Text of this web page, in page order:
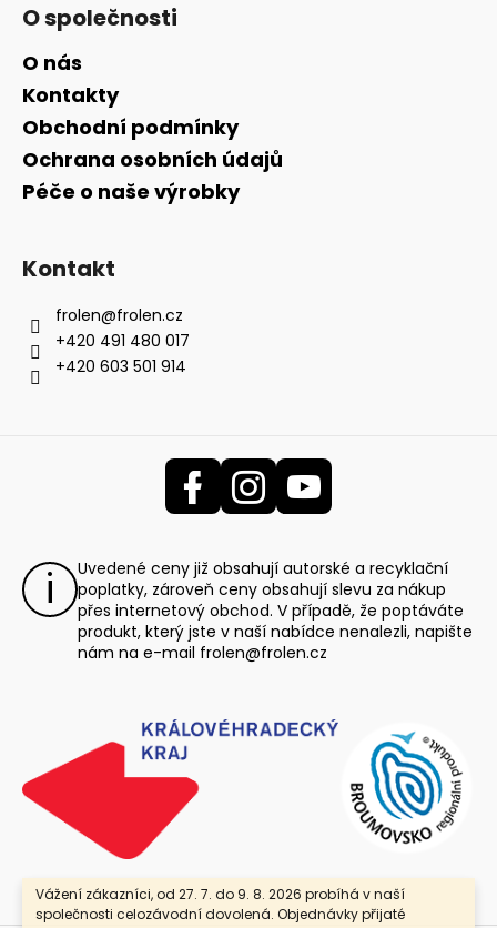
Vážení zákazníci, od 27. 7. do 9. 8. 2026 probíhá v naší
společnosti celozávodní dovolená. Objednávky přijaté
O společnosti
O nás
Kontakty
Obchodní podmínky
Ochrana osobních údajů
Péče o naše výrobky
Kontakt
frolen@frolen.cz
+420 491 480 017
+420 603 501 914
Uvedené ceny již obsahují autorské a recyklační
poplatky, zároveň ceny obsahují slevu za nákup
přes internetový obchod. V případě, že poptáváte
produkt, který jste v naší nabídce nenalezli, napište
nám na e-mail frolen@frolen.cz